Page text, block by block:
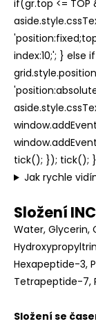
if(gr.top <= TOP
index:10;'; } else
tick(); }); tick();
Jak rychle
Složení
Water, Glycerin,
Hexapeptide-3,
Tetrapeptide-7,
Složení se